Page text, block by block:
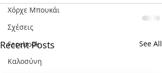
Χόρχε Μπουκάι
Σχέσεις
Facebook
Καλοσύνη
Recent Posts See All